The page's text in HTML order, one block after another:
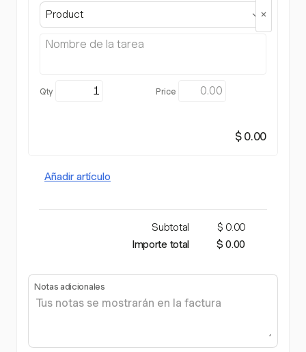
Product
$ 0.00
Añadir artículo
Subtotal
$ 0.00
Importe total
$ 0.00
Notas adicionales